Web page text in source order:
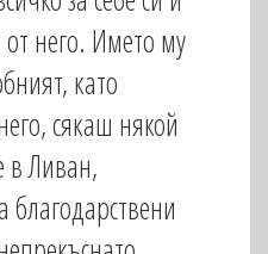
него. Името му
като
сякаш някой
в Ливан,